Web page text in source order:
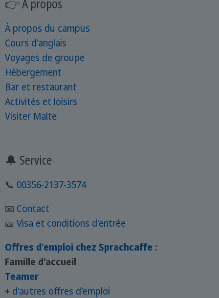
À propos du campus
Cours d'anglais
Voyages de groupe
Hébergement
Bar et restaurant
Activités et loisirs
Visiter Malte
🔔 Service
📞 00356-2137-3574
📧 Contact
🎫 Visa et conditions d'entrée
Offres d'emploi chez Sprachcaffe :
Famille d'accueil
Teamer
+ d'autres offres d'emploi